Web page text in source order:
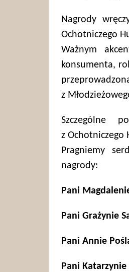
Nagrody
Ochotniczego
Ważnym
konsumenta,
z
Szczególne
z Ochotniczego
Pragniemy
nagrody:
Pani
Pani Grażynie
Pani Annie
Pani